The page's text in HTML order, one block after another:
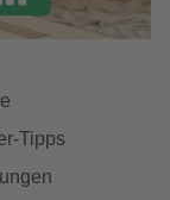
Tipps